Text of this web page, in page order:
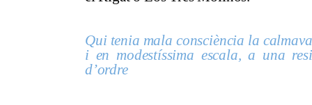
Qui tenia mala consciència la
i en modestíssima escala, a una
d’ordre